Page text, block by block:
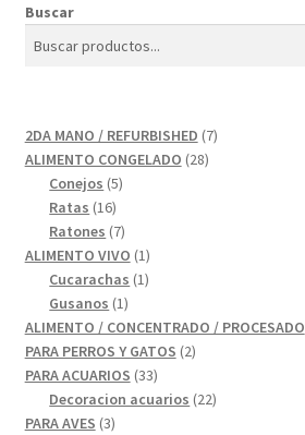
Buscar
2DA MANO / REFURBISHED 77
ALIMENTO CONGELADO 2828
Conejos 55
Ratas 1616
productos
Ratones 77
productos
ALIMENTO VIVO 11
producto
Cucarachas 11
Gusanos 11
producto
ALIMENTO / CONCENTRADO / PROCESADO
PARA PERROS Y GATOS 22
PARA ACUARIOS 3333
productos
Decoracion acuarios 2222
PARA AVES 33